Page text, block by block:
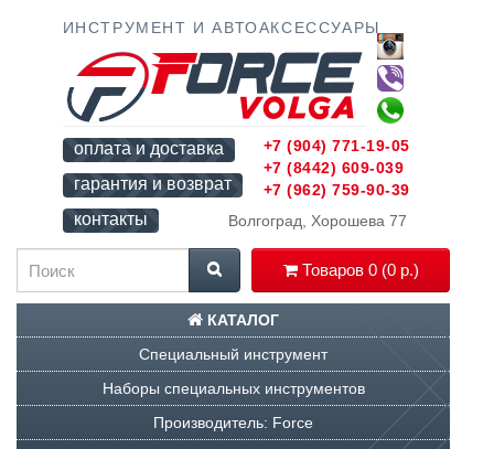
ИНСТРУМЕНТ И АВТОАКСЕССУАРЫ
оплата и доставка
гарантия и возврат
контакты
Волгоград, Хорошева 77
Товаров 0 (0 р.)
+7 (904) 771-19-05
+7 (8442) 609-039
+7 (962) 759-90-39
КАТАЛОГ
Специальный инструмент
Наборы специальных инструментов
Производитель: Force